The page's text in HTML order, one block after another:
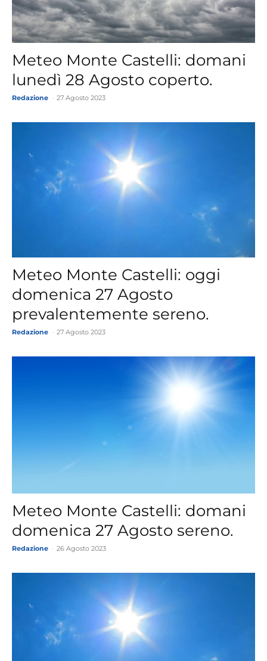
Meteo Monte Castelli: domani
lunedì 28 Agosto coperto.
Redazione 27 Agosto 2023
Meteo Monte Castelli: oggi
domenica 27 Agosto
prevalentemente sereno.
Redazione 27 Agosto 2023
Meteo Monte Castelli: domani
domenica 27 Agosto sereno.
Redazione 26 Agosto 2023